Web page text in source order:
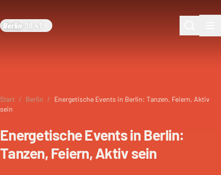
Berlin 18:41
Start / Berlin / Energetische Events in Berlin: Tanzen, Feiern, Aktiv
sein
Energetische Events in Berlin:
Tanzen, Feiern, Aktiv sein